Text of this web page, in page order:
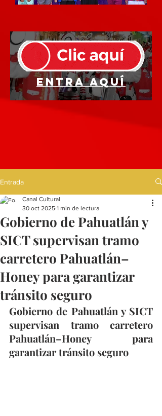
Entra aquí
Entrada
Gobierno de Pahuatlán y
SICT supervisan tramo
carretero Pahuatlán–
Honey para garantizar
tránsito seguro
Canal Cultural
30 oct 2025 1 min de lectura
Gobierno de Pahuatlán y SICT
supervisan tramo carretero
Pahuatlán–Honey para
garantizar tránsito seguro